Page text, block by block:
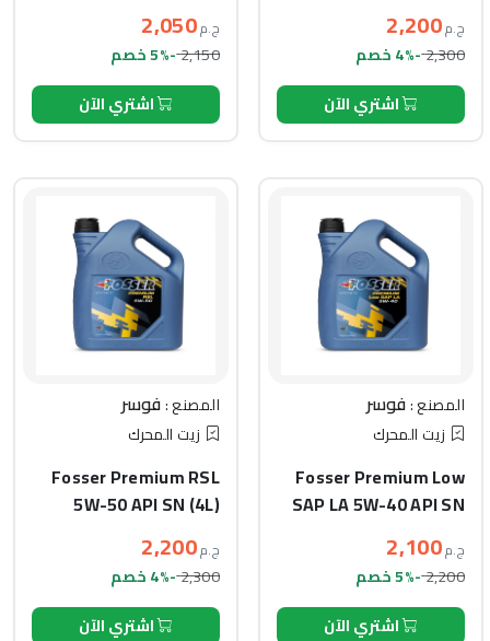
ج.م2,200
2,300-4% خصم
اشتري الآن
ج.م2,050
2,150-5% خصم
اشتري الآن
المصنع :فوسر
زيت المحرك
Fosser Premium Low
SAP LA 5W-40 API SN
ج.م2,100
2,200-5% خصم
اشتري الآن
المصنع :فوسر
زيت المحرك
Fosser Premium RSL
5W-50 API SN (4L)
ج.م2,200
2,300-4% خصم
اشتري الآن